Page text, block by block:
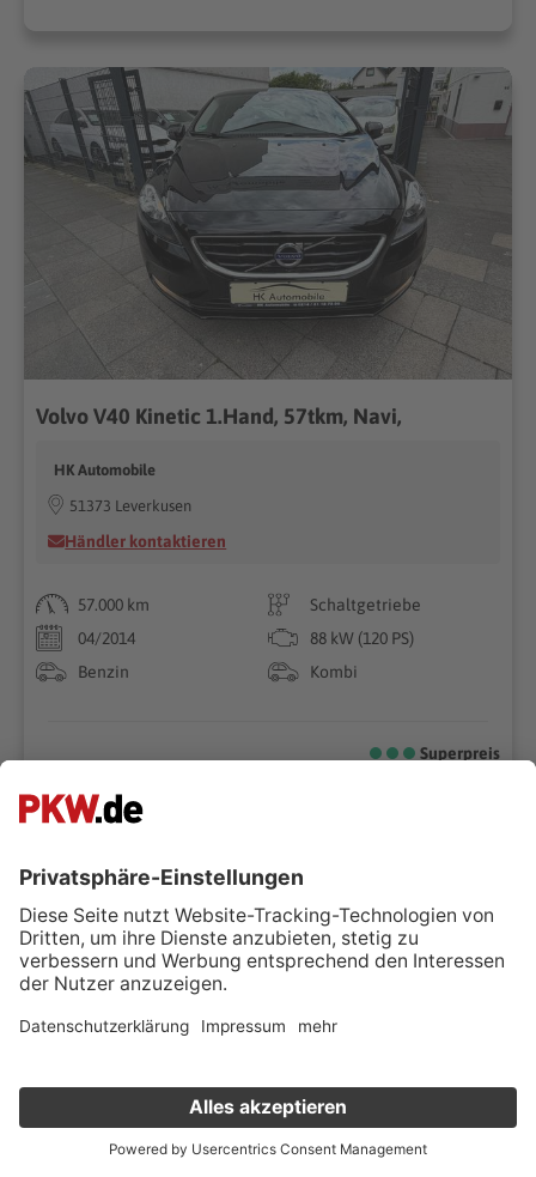
Volvo V40 Kinetic 1.Hand, 57tkm, Navi,
HK Automobile
51373 Leverkusen
Händler kontaktieren
57.000 km
Schaltgetriebe
04/2014
88 kW (120 PS)
Benzin
Kombi
Superpreis
Verkauf deinen Gebrauchten online